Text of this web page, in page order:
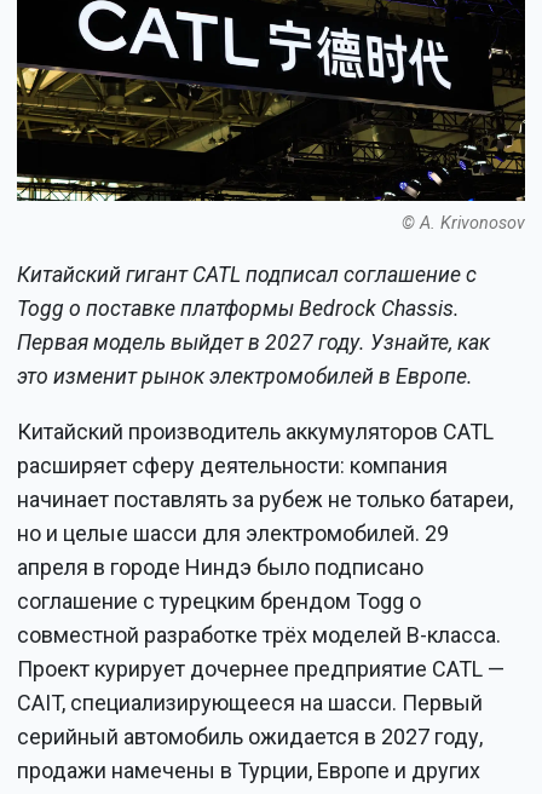
© A. Krivonosov
Китайский гигант CATL подписал соглашение с
Togg о поставке платформы Bedrock Chassis.
Первая модель выйдет в 2027 году. Узнайте, как
это изменит рынок электромобилей в Европе.
Китайский производитель аккумуляторов CATL
расширяет сферу деятельности: компания
начинает поставлять за рубеж не только батареи,
но и целые шасси для электромобилей. 29
апреля в городе Ниндэ было подписано
соглашение с турецким брендом Togg о
совместной разработке трёх моделей B-класса.
Проект курирует дочернее предприятие CATL —
CAIT, специализирующееся на шасси. Первый
серийный автомобиль ожидается в 2027 году,
продажи намечены в Турции, Европе и других